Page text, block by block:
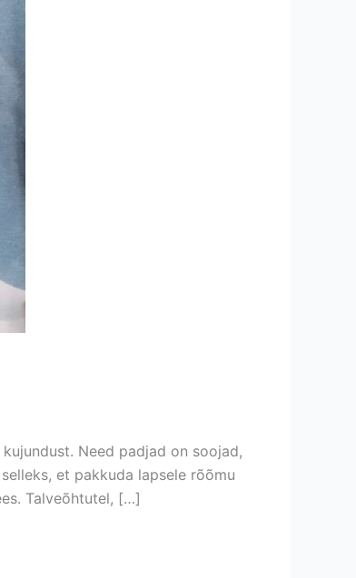
Need padjad on soojad,
et pakkuda lapsele rõõmu
Talveõhtutel, […]